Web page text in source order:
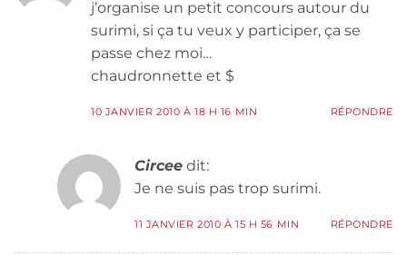
j’organise un petit concours autour du
surimi, si ça tu veux y participer, ça se
passe chez moi…
chaudronnette et $
10 JANVIER 2010 À 18 H 16 MIN RÉPONDRE
Circee dit:
Je ne suis pas trop surimi.
11 JANVIER 2010 À 15 H 56 MIN RÉPONDRE